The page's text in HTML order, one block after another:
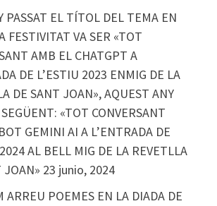
PASSAT EL TÍTOL DEL TEMA EN
FESTIVITAT VA SER «TOT
AMB EL CHATGPT A
DE L’ESTIU 2023 ENMIG DE LA
DE SANT JOAN», AQUEST ANY
«TOT CONVERSANT
GEMINI AI A L’ENTRADA DE
AL BELL MIG DE LA REVETLLA
JOAN» 23 junio, 2024
ARREU POEMES EN LA DIADA DE